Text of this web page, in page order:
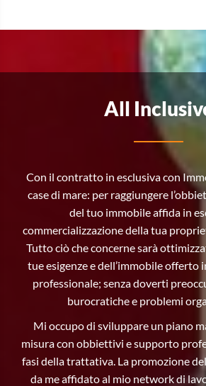
All
Con il contratto in esclusiva con
case di mare: per raggiungere
del tuo immobile affida in
commercializzazione della tua
Tutto ciò che concerne sarà
tue esigenze e dell’immobile offerto
professionale; senza doverti
burocratiche e problemi
Mi occupo di sviluppare un piano
misura con obbiettivi e supporto
fasi della trattativa. La promozione
da me affidato al mio network di